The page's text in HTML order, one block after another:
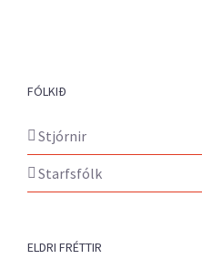
FÓLKIÐ
Stjórnir
Starfsfólk
ELDRI FRÉTTIR